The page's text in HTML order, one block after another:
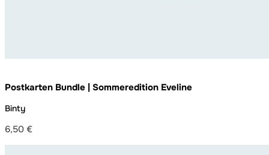
Postkarten Bundle | Sommeredition Eveline
Binty
6,50 €